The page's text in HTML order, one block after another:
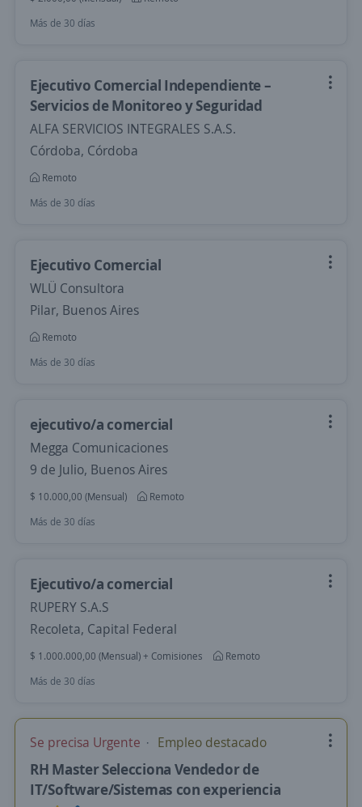
Más de 30 días
Ejecutivo Comercial Independiente –
Servicios de Monitoreo y Seguridad
ALFA SERVICIOS INTEGRALES S.A.S.
Córdoba, Córdoba
Remoto
Más de 30 días
Ejecutivo Comercial
WLÜ Consultora
Pilar, Buenos Aires
Remoto
Más de 30 días
ejecutivo/a comercial
Megga Comunicaciones
9 de Julio, Buenos Aires
$ 10.000,00 (Mensual)
Remoto
Más de 30 días
Ejecutivo/a comercial
RUPERY S.A.S
Recoleta, Capital Federal
$ 1.000.000,00 (Mensual) + Comisiones
Remoto
Más de 30 días
Se precisa Urgente Empleo destacado
RH Master Selecciona Vendedor de
IT/Software/Sistemas con experiencia